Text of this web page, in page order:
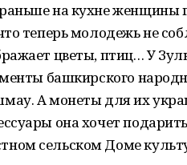
на кухне женщины
теперь молодежь не
цветы, птиц… У
башкирского
А монеты для их
она хочет подарить
сельском Доме